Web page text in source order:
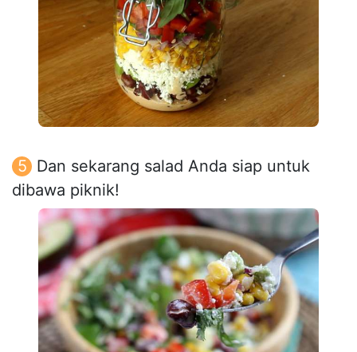
Dan sekarang salad Anda siap untuk
dibawa piknik!